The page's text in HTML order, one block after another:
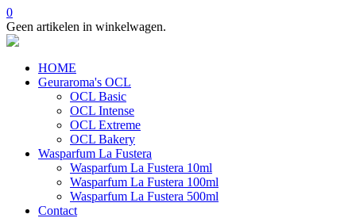
0
Geen artikelen in winkelwagen.
HOME
Geuraroma's OCL
OCL Basic
OCL Intense
OCL Extreme
OCL Bakery
Wasparfum La Fustera
Wasparfum La Fustera 10ml
Wasparfum La Fustera 100ml
Wasparfum La Fustera 500ml
Contact